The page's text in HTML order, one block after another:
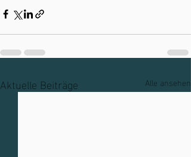
Aktuelle Beiträge Alle ansehen